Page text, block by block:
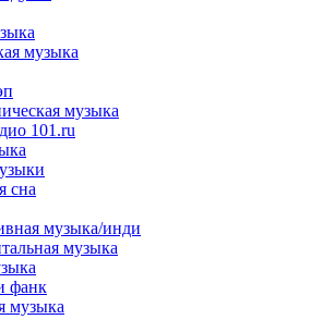
музыка
музыка
101.ru
сна
музыка/инди
музыка
фанк
музыка